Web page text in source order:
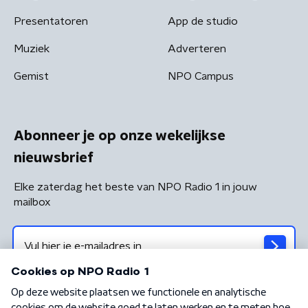
Presentatoren
Muziek
Gemist
App de studio
Adverteren
NPO Campus
Abonneer je op onze wekelijkse
nieuwsbrief
Elke zaterdag het beste van NPO Radio 1 in jouw
mailbox